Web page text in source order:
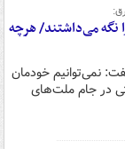
نگه می‌داشتند/ هرچه
نمی‌توانیم خودمان
در جام ملت‌های